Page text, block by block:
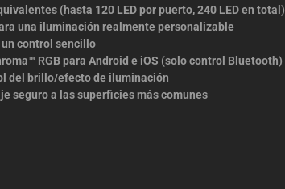
(hasta 120 LED por puerto, 240 LED en total)
una iluminación realmente personalizable
un control sencillo
RGB para Android e iOS (solo control Bluetooth)
del brillo/efecto de iluminación
seguro a las superficies más comunes